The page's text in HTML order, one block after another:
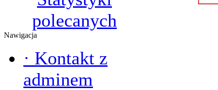
polecanych
Nawigacja
· Kontakt z
adminem